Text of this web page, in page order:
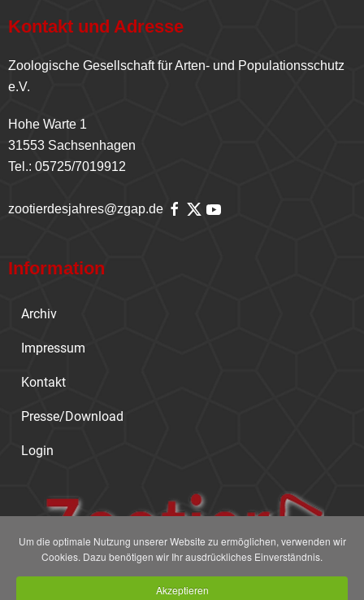
Um die optimale Nutzung unserer Website zu ermöglichen, verwenden wir
Cookies. Dazu benötigen wir Ihr ausdrückliches Einverständnis.
Akzeptieren
Kontakt und Adresse
Zoologische Gesellschaft für Arten- und Populationsschutz
e.V.
Hohe Warte 1
31553 Sachsenhagen
Tel.: 05725/7019912
zootierdesjahres@zgap.de
Information
Archiv
Impressum
Kontakt
Presse/Download
Login